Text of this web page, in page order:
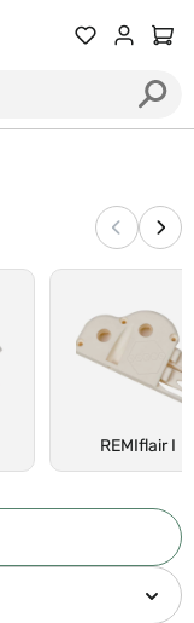
Du hast 0
Vorherige
REMIflair I